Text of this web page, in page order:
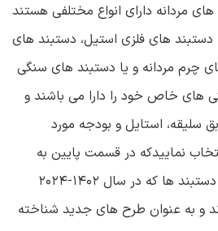
مردانه دارای انواع مختلفی هستند
های فلزی استیل، دستبند های
چرم مردانه و یا دستبند های سنگی
های خاص خود را دارا می باشند و
سلیقه، استایل و بودجه مورد
نماییدکه در قسمت پایین به
چندین مدل جدید از این دستبند ها که در سال ۱۴۰۲-۲۰۲۴
و به عنوان طرح های جدید شناخته